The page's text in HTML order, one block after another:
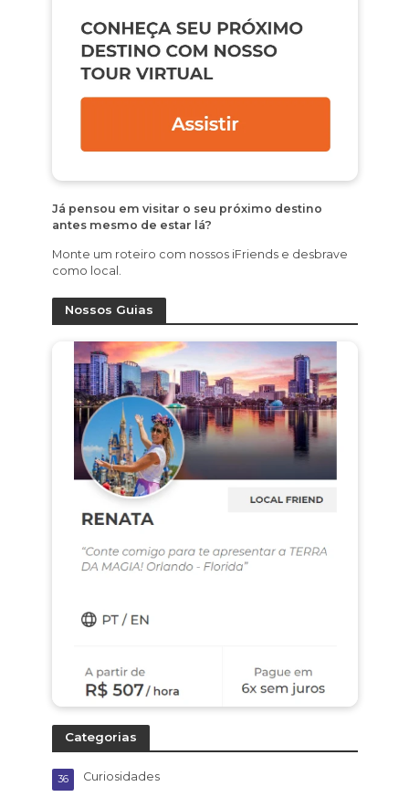
Já pensou em visitar o seu próximo destino
antes mesmo de estar lá?
Monte um roteiro com nossos iFriends e desbrave
como local.
Nossos Guias
Categorias
Curiosidades
36